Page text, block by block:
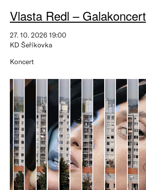
Vlasta Redl – Galakoncert
27. 10. 2026 19:00
KD Šeříkovka
Koncert